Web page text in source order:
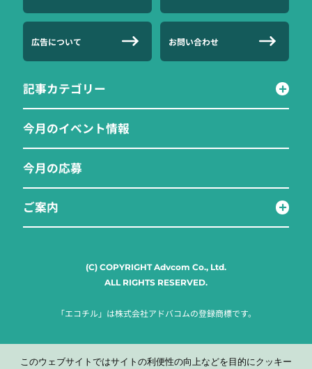
広告について お問い合わせ
記事カテゴリー
今月のイベント情報
今月の応募
ご案内
(C) COPYRIGHT Advcom Co., Ltd.
ALL RIGHTS RESERVED.
「エコチル」は株式会社アドバコムの登録商標です。
このウェブサイトではサイトの利便性の向上などを目的にクッキー